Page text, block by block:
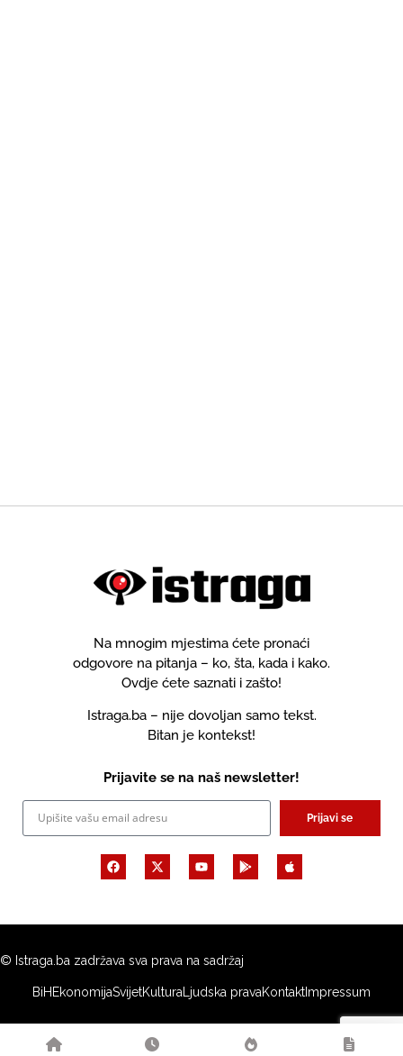
Na mnogim mjestima ćete pronaći
odgovore na pitanja – ko, šta, kada i kako.
Ovdje ćete saznati i zašto!
Istraga.ba – nije dovoljan samo tekst.
Bitan je kontekst!
Prijavite se na naš newsletter!
Prijavi se
© Istraga.ba zadržava sva prava na sadržaj
BiH EkonomijaSvijetKulturaLjudska pravaKontakt Impressum